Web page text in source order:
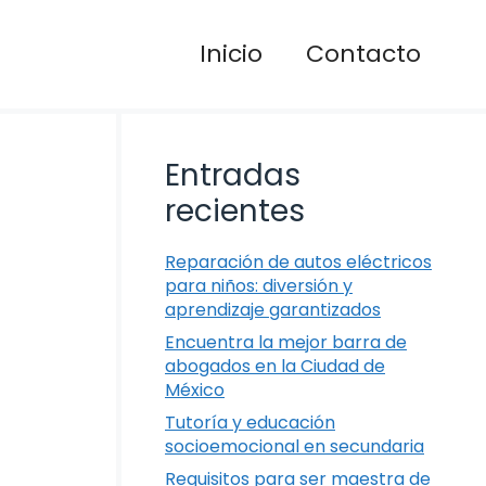
Inicio Contacto
Entradas
recientes
Reparación de autos eléctricos
para niños: diversión y
aprendizaje garantizados
Encuentra la mejor barra de
abogados en la Ciudad de
México
Tutoría y educación
socioemocional en secundaria
Requisitos para ser maestra de